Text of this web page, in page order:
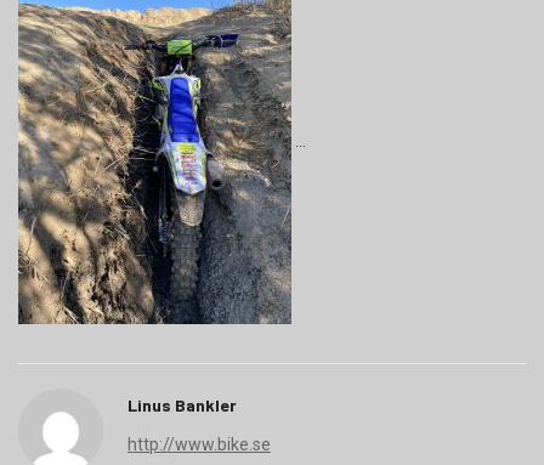
Linus Bankler
http://www.bike.se